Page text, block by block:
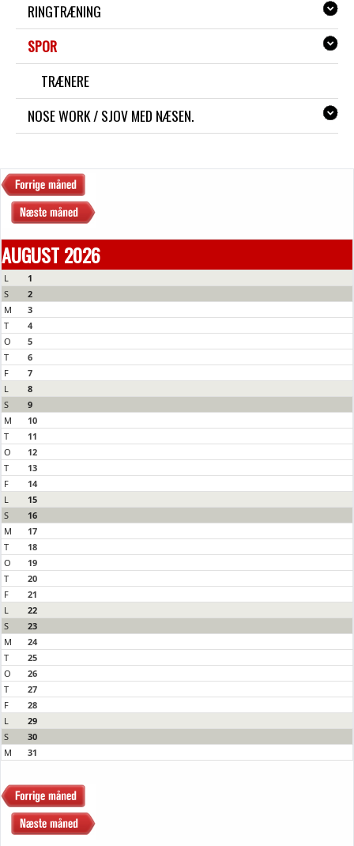
RINGTRÆNING
SPOR
TRÆNERE
NOSE WORK / SJOV MED NÆSEN.
AUGUST 2026
L
1
S
2
M
3
T
4
O
5
T
6
F
7
L
8
S
9
M
10
T
11
O
12
T
13
F
14
L
15
S
16
M
17
T
18
O
19
T
20
F
21
L
22
S
23
M
24
T
25
O
26
T
27
F
28
L
29
S
30
M
31